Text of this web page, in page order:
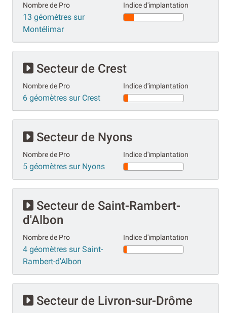
Nombre de Pro
13 géomètres sur
Montélimar
Indice d'implantation
Secteur de Crest
Nombre de Pro
6 géomètres sur Crest
Indice d'implantation
Secteur de Nyons
Nombre de Pro
5 géomètres sur Nyons
Indice d'implantation
Secteur de Saint-Rambert-
d'Albon
Nombre de Pro
4 géomètres sur Saint-
Rambert-d'Albon
Indice d'implantation
Secteur de Livron-sur-Drôme